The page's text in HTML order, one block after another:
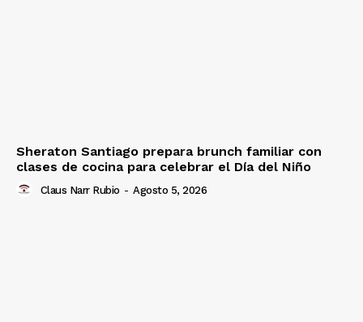
Sheraton Santiago prepara brunch familiar con
clases de cocina para celebrar el Día del Niño
Claus Narr Rubio - Agosto 5, 2026